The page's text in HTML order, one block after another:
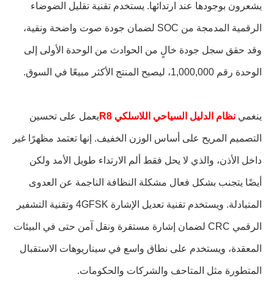
يشعرون بوجودها عند ارتدائها. يستخدم تقنية تقليل الضوضاء
الرقمية المدمجة من SOC لضمان جودة صوت واضحة ونقية،
وقد حقق سجل جودة خالٍ من الحوادث من الوحدة الأولى إلى
الوحدة رقم 1,000,000، ليصبح المنتج الأكثر مبيعًا في السوق.
ينغمي نظام الدليل السياحي اللاسلكي R8 يعمل على تحسين
التصميم المريح على أساس الوزن الخفيف. إنها تعتمد مظهرًا غير
داخل الأذن، والذي لا يحل فقط ألم الارتداء طويل الأمد ولكن
أيضًا يتجنب بشكل فعال مشكلة النظافة الناجمة عن العدوى
المتبادلة. ويستخدم تقنية تعديل الإشارة 4GFSK وتقنية التشفير
الرقمي CRC لضمان إشارة مستقرة ونقل آمن حتى في البيئات
المعقدة، ويستخدم على نطاق واسع في سيناريوهات الاستقبال
المتطورة مثل المتاحف والشركات والحكومات.